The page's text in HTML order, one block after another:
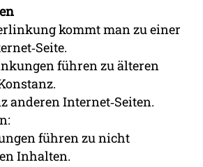
kommt man zu einer
führen zu älteren
anderen Internet‐Seiten.
führen zu nicht
Inhalten.